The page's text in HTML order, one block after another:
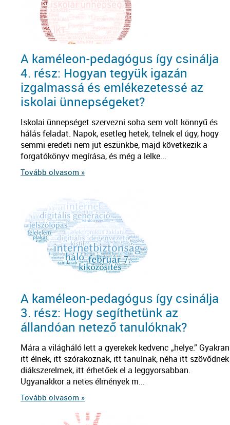
A kaméleon-pedagógus így csinálja
4. rész: Hogyan tegyük igazán
izgalmassá és emlékezetessé az
iskolai ünnepségeket?
Iskolai ünnepséget szervezni soha sem volt könnyű és
hálás feladat. Napok, esetleg hetek, telnek el úgy, hogy
semmi eredeti nem jut eszünkbe, majd következik a
forgatókönyv megírása, és még a lelke...
Tovább olvasom »
A kaméleon-pedagógus így csinálja
3. rész: Hogy segíthetünk az
állandóan netező tanulóknak?
Mára a világháló lett a gyerekek kedvenc „helye.” Gyakran
itt élnek, itt szórakoznak, itt tanulnak, néha itt szövődnek
diákszerelmek, itt érhetőek el a leggyorsabban.
Ugyanakkor a netes élmények m...
Tovább olvasom »